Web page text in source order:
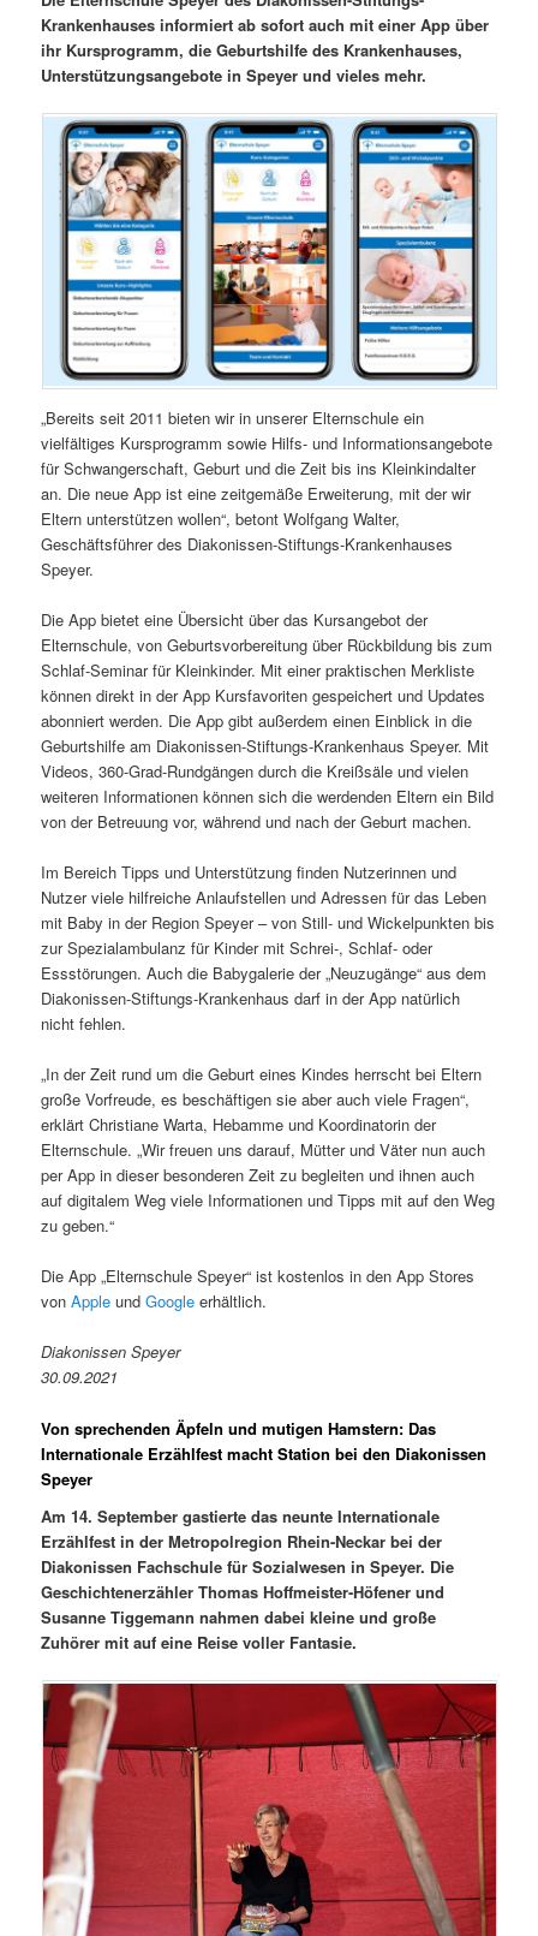
Krankenhauses informiert ab sofort auch mit einer App über
ihr Kursprogramm, die Geburtshilfe des Krankenhauses,
Unterstützungsangebote in Speyer und vieles mehr.
„Bereits seit 2011 bieten wir in unserer Elternschule ein
vielfältiges Kursprogramm sowie Hilfs- und Informationsangebote
für Schwangerschaft, Geburt und die Zeit bis ins Kleinkindalter
an. Die neue App ist eine zeitgemäße Erweiterung, mit der wir
Eltern unterstützen wollen“, betont Wolfgang Walter,
Geschäftsführer des Diakonissen-Stiftungs-Krankenhauses
Speyer.
Die App bietet eine Übersicht über das Kursangebot der
Elternschule, von Geburtsvorbereitung über Rückbildung bis zum
Schlaf-Seminar für Kleinkinder. Mit einer praktischen Merkliste
können direkt in der App Kursfavoriten gespeichert und Updates
abonniert werden. Die App gibt außerdem einen Einblick in die
Geburtshilfe am Diakonissen-Stiftungs-Krankenhaus Speyer. Mit
Videos, 360-Grad-Rundgängen durch die Kreißsäle und vielen
weiteren Informationen können sich die werdenden Eltern ein Bild
von der Betreuung vor, während und nach der Geburt machen.
Im Bereich Tipps und Unterstützung finden Nutzerinnen und
Nutzer viele hilfreiche Anlaufstellen und Adressen für das Leben
mit Baby in der Region Speyer – von Still- und Wickelpunkten bis
zur Spezialambulanz für Kinder mit Schrei-, Schlaf- oder
Essstörungen. Auch die Babygalerie der „Neuzugänge“ aus dem
Diakonissen-Stiftungs-Krankenhaus darf in der App natürlich
nicht fehlen.
„In der Zeit rund um die Geburt eines Kindes herrscht bei Eltern
große Vorfreude, es beschäftigen sie aber auch viele Fragen“,
erklärt Christiane Warta, Hebamme und Koordinatorin der
Elternschule. „Wir freuen uns darauf, Mütter und Väter nun auch
per App in dieser besonderen Zeit zu begleiten und ihnen auch
auf digitalem Weg viele Informationen und Tipps mit auf den Weg
zu geben.“
Die App „Elternschule Speyer“ ist kostenlos in den App Stores
vonApple undGoogle erhältlich.
Diakonissen Speyer
30.09.2021
Von sprechenden Äpfeln und mutigen Hamstern: Das
Internationale Erzählfest macht Station bei den Diakonissen
Speyer
Am 14. September gastierte das neunte Internationale
Erzählfest in der Metropolregion Rhein-Neckar bei der
Diakonissen Fachschule für Sozialwesen in Speyer. Die
Geschichtenerzähler Thomas Hoffmeister-Höfener und
Susanne Tiggemann nahmen dabei kleine und große
Zuhörer mit auf eine Reise voller Fantasie.